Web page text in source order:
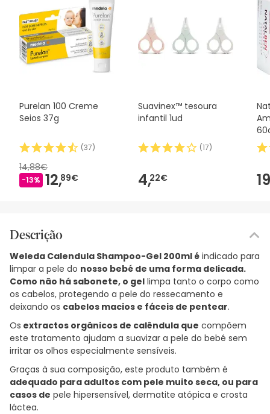
Purelan 100 Creme
Seios 37g
(37)
14,88€
-13% 12,89€
Suavinex™ tesoura
infantil 1ud
(17)
4,22€
Descrição
Weleda Calendula Shampoo-Gel 200ml é indicado para
limpar a pele do nosso bebé de uma forma delicada.
Como não há sabonete, o gel limpa tanto o corpo como
os cabelos, protegendo a pele do ressecamento e
deixando os cabelos macios e fáceis de pentear.
Os extractos orgânicos de calêndula que compõem
este tratamento ajudam a suavizar a pele do bebé sem
irritar os olhos especialmente sensíveis.
Graças à sua composição, este produto também é
adequado para adultos com pele muito seca, ou para
casos de pele hipersensível, dermatite atópica e crosta
láctea.